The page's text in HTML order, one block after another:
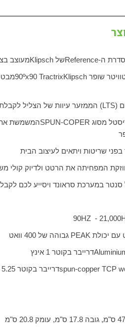
ה-Referenceשל Klipschמעוצב
שופר Klipsch
Tractrix
90ºx
(
LTS) הממזער עיוות של הצליל
מסוג SPUN-COPERהמשמשת את
בפני שריטות ויתאים לעיצוב הבית
המפחיתה את הרטט ולדיוק קולי
במערכת סראונד ויסייע לכם לקבל
21,000 -
HZ
90
PEAK גבוהה של 400 וואט
דרייבר בקוטר 1 אינץ
spun-copper TCPדרייבר בקוטר 5.25 אינץ